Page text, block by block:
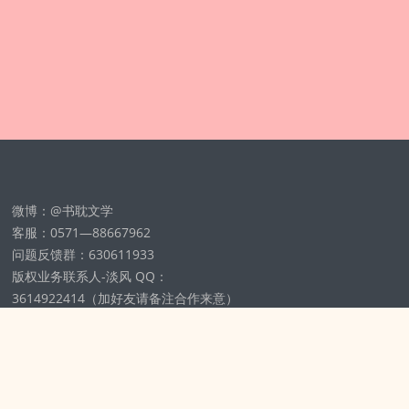
微博：@书耽文学
客服：0571—88667962
问题反馈群：630611933
版权业务联系人-淡风 QQ：
3614922414（加好友请备注合作来意）